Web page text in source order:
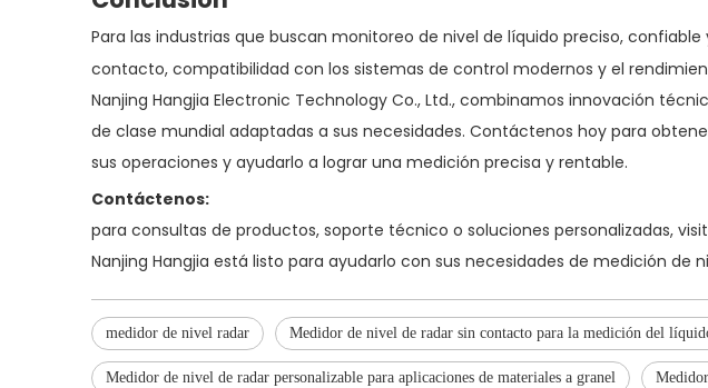
Para las industrias que buscan monitoreo de nivel de líquido preciso,
contacto, compatibilidad con los sistemas de control modernos y el
Nanjing Hangjia Electronic Technology Co., Ltd., combinamos innovación
de clase mundial adaptadas a sus necesidades. Contáctenos hoy para
sus operaciones y ayudarlo a lograr una medición precisa y rentable.
Contáctenos:
para consultas de productos, soporte técnico o soluciones personalizadas,
Nanjing Hangjia está listo para ayudarlo con sus necesidades de medición de
medidor de nivel radar Medidor de nivel de radar sin contacto para la medición del
Medidor de nivel de radar personalizable para aplicaciones de materiales a granel